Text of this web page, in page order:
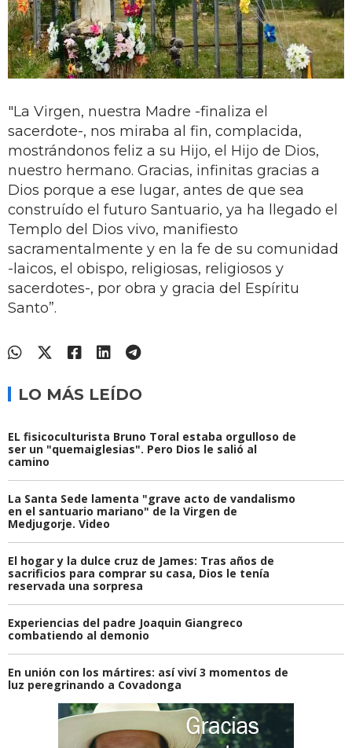
"La Virgen, nuestra Madre -finaliza el
sacerdote-, nos miraba al fin, complacida,
mostrándonos feliz a su Hijo, el Hijo de Dios,
nuestro hermano. Gracias, infinitas gracias a
Dios porque a ese lugar, antes de que sea
construído el futuro Santuario, ya ha llegado el
Templo del Dios vivo, manifiesto
sacramentalmente y en la fe de su comunidad
-laicos, el obispo, religiosas, religiosos y
sacerdotes-, por obra y gracia del Espíritu
Santo”.
LO MÁS LEÍDO
EL fisicoculturista Bruno Toral estaba orgulloso de
ser un "quemaiglesias". Pero Dios le salió al
camino
La Santa Sede lamenta "grave acto de vandalismo
en el santuario mariano" de la Virgen de
Medjugorje. Video
El hogar y la dulce cruz de James: Tras años de
sacrificios para comprar su casa, Dios le tenía
reservada una sorpresa
Experiencias del padre Joaquin Giangreco
combatiendo al demonio
En unión con los mártires: así viví 3 momentos de
luz peregrinando a Covadonga